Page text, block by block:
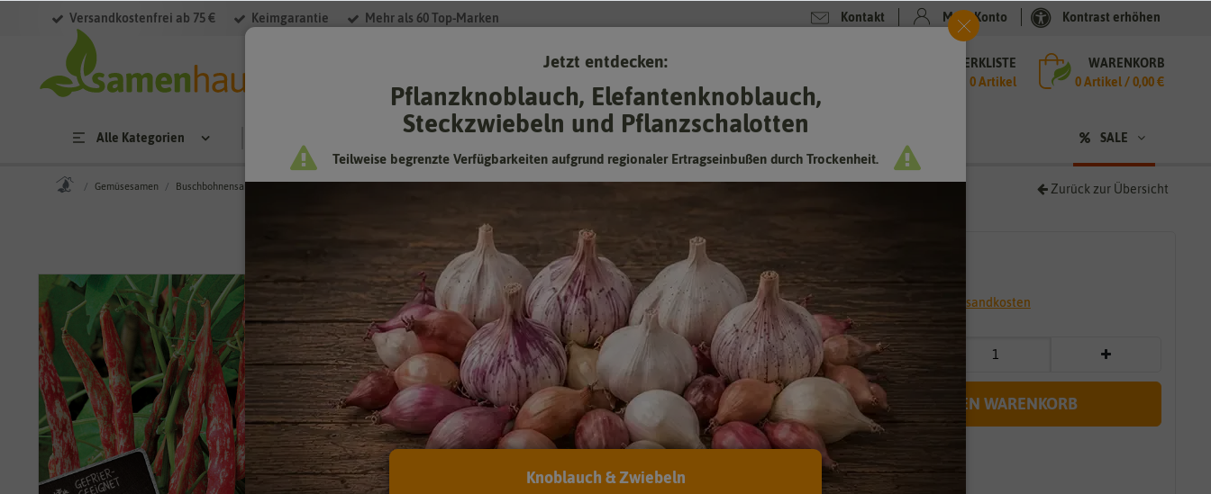
Versandkostenfrei ab 75 € Keimgarantie Mehr als 60 Top-Marken Kontakt Mein Konto Kontrast erhöhen
MERKLISTE
0 Artikel
WARENKORB
0Artikel /0,00 €
Alle Kategorien SALE
Gemüsesamen Buschbohnensamen Zurück zur Übersicht
* inkl. 7% MwSt. zzgl. Versandkosten
IN DEN WARENKORB
sofort lieferbar
gilt für 11
Buschbohne Borlotto rosso
Rotgesprenkelte Trockenkochbohne, spätreifend
Hersteller:
Sperli-Samen
Artikelnummer:
80014_old15
EAN:
4001523800142
Standort
sonnig, vollsonnig)
Jetzt entdecken:
Pflanzknoblauch, Elefantenknoblauch,
Steckzwiebeln und Pflanzschalotten
Teilweise begrenzte Verfügbarkeiten aufgrund regionaler Ertragseinbußen durch Trockenheit.
Knoblauch & Zwiebeln